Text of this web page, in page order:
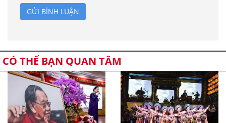
GỬI BÌNH LUẬN
CÓ THỂ BẠN QUAN TÂM